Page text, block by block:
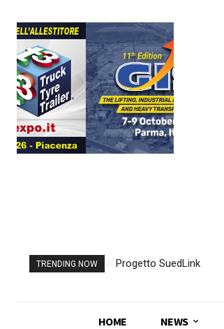
TRENDING NOW
Progetto SuedLink
con TBM del
HOME NEWS